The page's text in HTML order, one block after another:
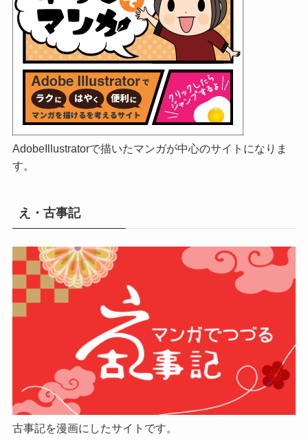
AdobeIllustratorで描いたマンガが中心のサイトになりま
す。
え・古事記
古事記を漫画にしたサイトです。